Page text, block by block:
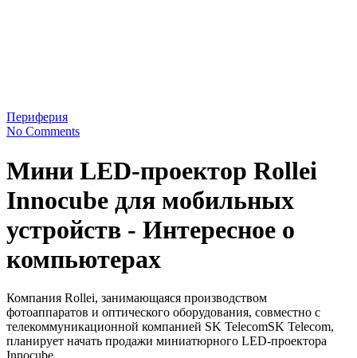
Периферия
No Comments
Мини LED-проектор Rollei
Innocube для мобильных
устройств - Интересное о
компьютерах
Компания Rollei, занимающаяся производством
фотоаппаратов и оптического оборудования, совместно с
телекоммуникационной компанией SK TelecomSK Telecom,
планирует начать продажи миниатюрного LED-проектора